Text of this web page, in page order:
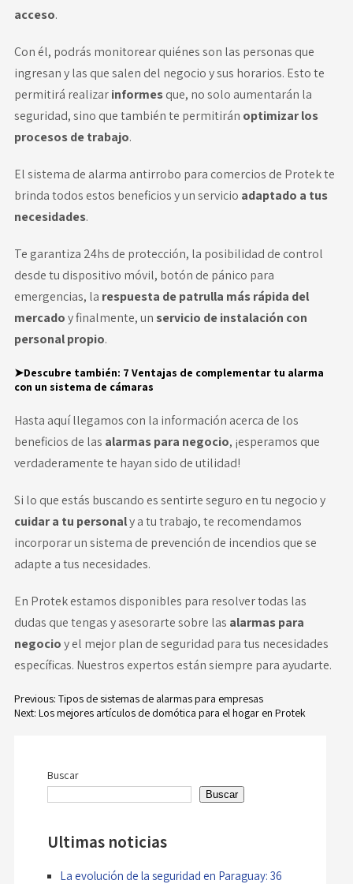
acceso.
Con él, podrás monitorear quiénes son las personas que
ingresan y las que salen del negocio y sus horarios. Esto te
permitirá realizarinformesque, no solo aumentarán la
seguridad, sino que también te permitirán optimizar los
procesos de trabajo.
Elsistema de alarma antirrobo para comercios de Protekte
brinda todos estos beneficios y un servicio adaptado a tus
necesidades.
Te garantiza 24hs de protección, la posibilidad de control
desde tu dispositivo móvil, botón de pánico para
emergencias, la respuesta de patrulla más rápida del
mercadoy finalmente, un servicio de instalación con
personal propio.
➤Descubre también: 7 Ventajas de complementar tu alarma
con un sistema de cámaras
Hasta aquí llegamos con la información acerca de los
beneficios de las alarmas para negocio, ¡esperamos que
verdaderamente te hayan sido de utilidad!
Si lo que estás buscando es sentirte seguro en tu negocio y
cuidar a tu personaly a tu trabajo, te recomendamos
incorporar unsistema de prevención de incendios que se
adapte a tus necesidades.
En Protekestamos disponibles para resolver todas las
dudas que tengas y asesorarte sobre las alarmas para
negocioy el mejor plan de seguridad para tus necesidades
específicas. Nuestros expertos están siempre para ayudarte.
entradas
Previous: Tipos de sistemas de alarmas para empresas
Next: Los mejores artículos de domótica para el hogar en Protek
Buscar
Buscar
Ultimas noticias
La evolución de la seguridad en Paraguay: 36